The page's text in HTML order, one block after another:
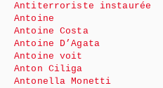
Antiterroriste instaurée
Antoine
Antoine Costa
Antoine D’Agata
Antoine voit
Anton Ciliga
Antonella Monetti